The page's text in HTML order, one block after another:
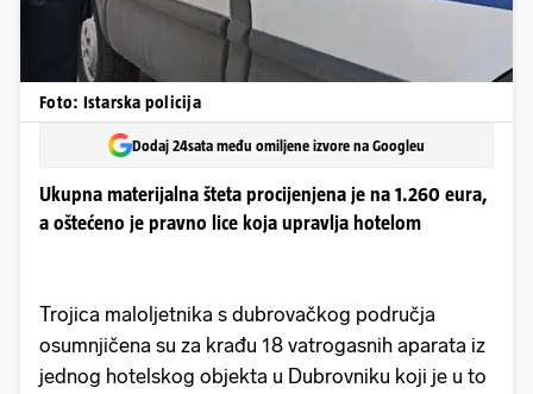
Foto: Istarska policija
Dodaj 24sata među omiljene izvore na Googleu
Ukupna materijalna šteta procijenjena je na 1.260 eura,
a oštećeno je pravno lice koja upravlja hotelom
Trojica maloljetnika s dubrovačkog područja
osumnjičena su za krađu 18 vatrogasnih aparata iz
jednog hotelskog objekta u Dubrovniku koji je u to